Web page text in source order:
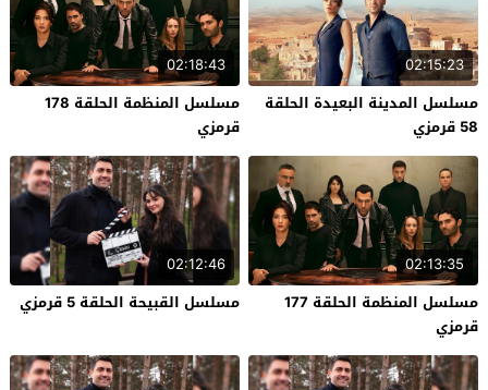
02:15:23
مسلسل المدينة البعيدة الحلقة
58 قرمزي
02:18:43
مسلسل المنظمة الحلقة 178
قرمزي
02:13:35
مسلسل المنظمة الحلقة 177
قرمزي
02:12:46
مسلسل القبيحة الحلقة 5 قرمزي